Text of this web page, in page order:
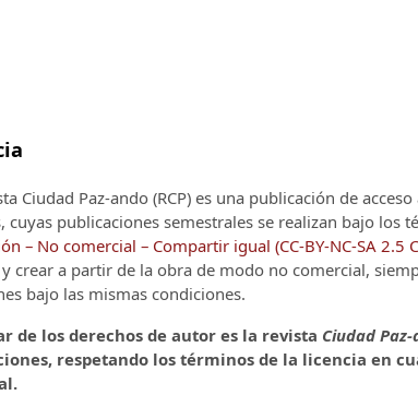
Ciudad Paz-ando (RCP) es una publicación de
cuyas publicaciones semestrales se realizan bajo los
– No comercial – Compartir igual (CC-BY-NC-SA 2.5
y crear a partir de la obra de modo no comercial,
bajo las mismas condiciones.
de los derechos de autor es la revista Ciudad
respetando los términos de la licencia en